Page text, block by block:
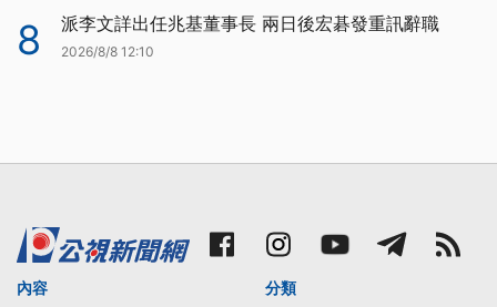
8 派李文詳出任兆基董事長 兩日後宏碁發重訊辭職
2026/8/8 12:10
內容
分類